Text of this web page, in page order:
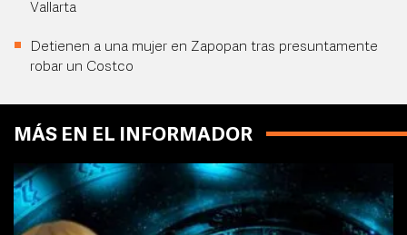
Vallarta
Detienen a una mujer en Zapopan tras presuntamente
robar un Costco
MÁS EN EL INFORMADOR